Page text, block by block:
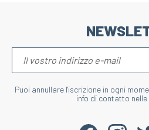
Puoi annullare l'iscrizione in ogni
info di contatto nelle